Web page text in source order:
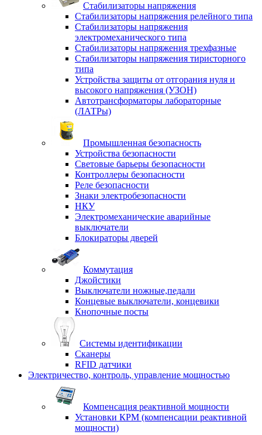
Стабилизаторы напряжения
Стабилизаторы напряжения релейного типа
Стабилизаторы напряжения
электромеханического типа
Стабилизаторы напряжения трехфазные
Стабилизаторы напряжения тиристорного
типа
Устройства защиты от отгорания нуля и
высокого напряжения (УЗОН)
Автотрансформаторы лабораторные
(ЛАТРы)
Промышленная безопасность
Устройства безопасности
Световые барьеры безопасности
Контроллеры безопасности
Реле безопасности
Знаки электробезопасности
НКУ
Электромеханические аварийные
выключатели
Блокираторы дверей
Коммутация
Джойстики
Выключатели ножные,педали
Концевые выключатели, концевики
Кнопочные посты
Системы идентификации
Сканеры
RFID датчики
Электричество, контроль, управление мощностью
Компенсация реактивной мощности
Установки КРМ (компенсации реактивной
мощности)